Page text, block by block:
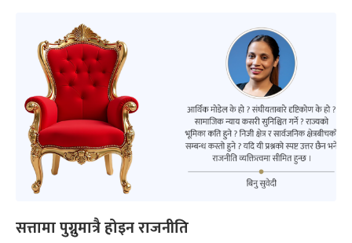
सत्तामा पुग्नुमात्रै होइन राजनीति